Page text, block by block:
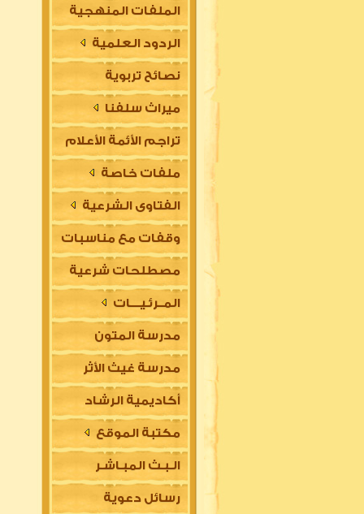
الملفات المنهجية
الردود العلمية
نصائح تربوية
ميراث سلفنا
تراجم الأئمة الأعلام
ملفات خاصة
الفتاوى الشرعية
وقفات مع مناسبات
مصطلحات شرعية
المــرئـيــــات
مدرسة المتون
العلمية
مدرسة غيث الأثر
السلفية
أكاديمية الرشاد
العلمية للتأسيس
في مقدمات العلوم
الشرعية (للتعليم
مكتبة الموقع
الـبـث المبـاشـر
رسائل دعوية